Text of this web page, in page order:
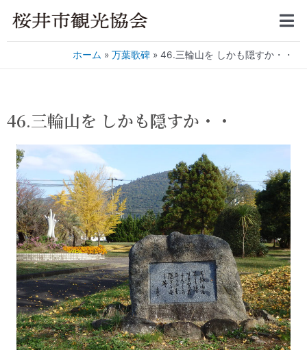
ホーム 万葉歌碑 46.三輪山を しかも隠すか・・
46.三輪山を しかも隠すか・・